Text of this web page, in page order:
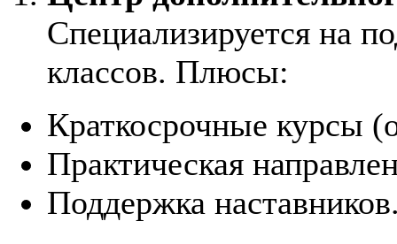
Специализируется на
классов. Плюсы:
Краткосрочные курсы
Практическая
Поддержка